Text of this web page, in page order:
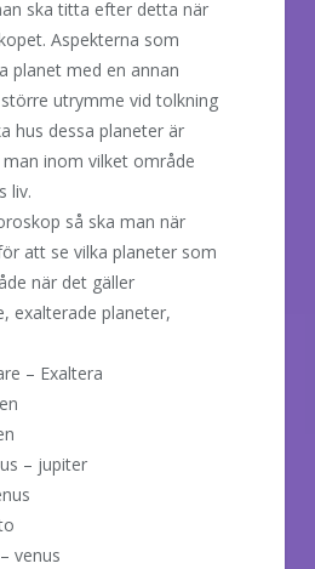
ska titta efter detta när
Aspekterna som
planet med en annan
utrymme vid tolkning
hus dessa planeter är
inom vilket område
liv.
så ska man när
att se vilka planeter som
när det gäller
exalterade planeter,
– Exaltera
– jupiter
venus